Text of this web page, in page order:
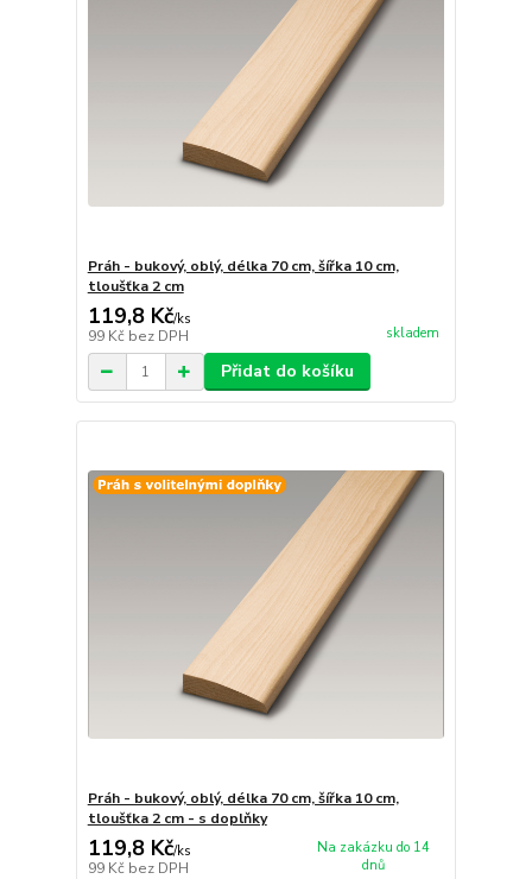
Práh - bukový, oblý, délka 70 cm, šířka 10 cm,
tloušťka 2 cm
119,8 Kč/ks
99 Kč bez DPH skladem
Přidat do košíku
Práh - bukový, oblý, délka 70 cm, šířka 10 cm,
tloušťka 2 cm - s doplňky
119,8 Kč/ks
99 Kč bez DPH
Na zakázku do 14
dnů